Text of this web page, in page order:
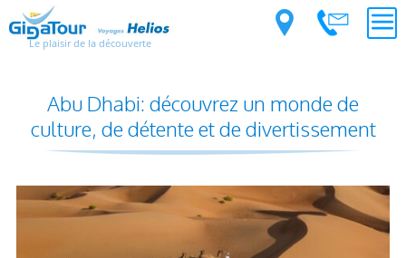
Le plaisir de la découverte
Abu Dhabi: découvrez un monde de
culture, de détente et de divertissement